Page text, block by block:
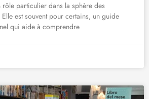
rôle particulier dans la sphère des
est souvent pour certains, un guide
qui aide à comprendre